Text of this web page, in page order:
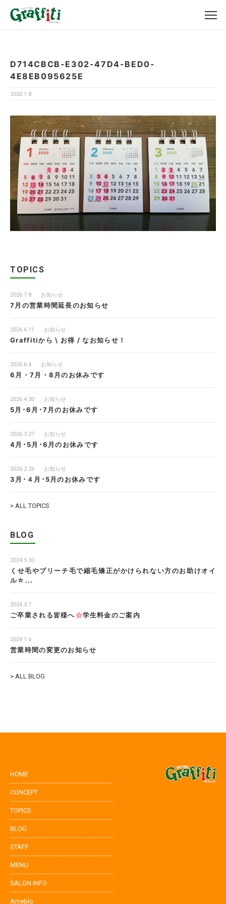
D714CBCB-E302-47D4-BED0-
4E8EB095625E
2020.1.8
TOPICS
2026.7.8 お知らせ
7月の営業時間延長のお知らせ
2026.6.11 お知らせ
Graffitiから \ お得 / なお知らせ！
2026.6.4 お知らせ
6月・7月・8月のお休みです
2026.4.30 お知らせ
5月･6月･7月のお休みです
2026.3.27 お知らせ
4月･5月･6月のお休みです
2026.2.26 お知らせ
3月･４月･5月のお休みです
> ALL TOPICS
BLOG
2024.5.30
くせ毛やブリーチ毛で縮毛矯正がかけられない方のお助けオイ
ル☆...
2024.3.7
ご卒業される皆様へ 学生料金のご案内
2024.1.6
営業時間の変更のお知らせ
> ALL BLOG
HOME
CONCEPT
TOPICS
BLOG
STAFF
MENU
SALON INFO
Ameblo